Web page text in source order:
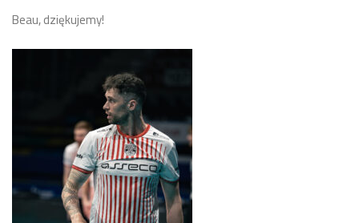
Beau, dziękujemy!